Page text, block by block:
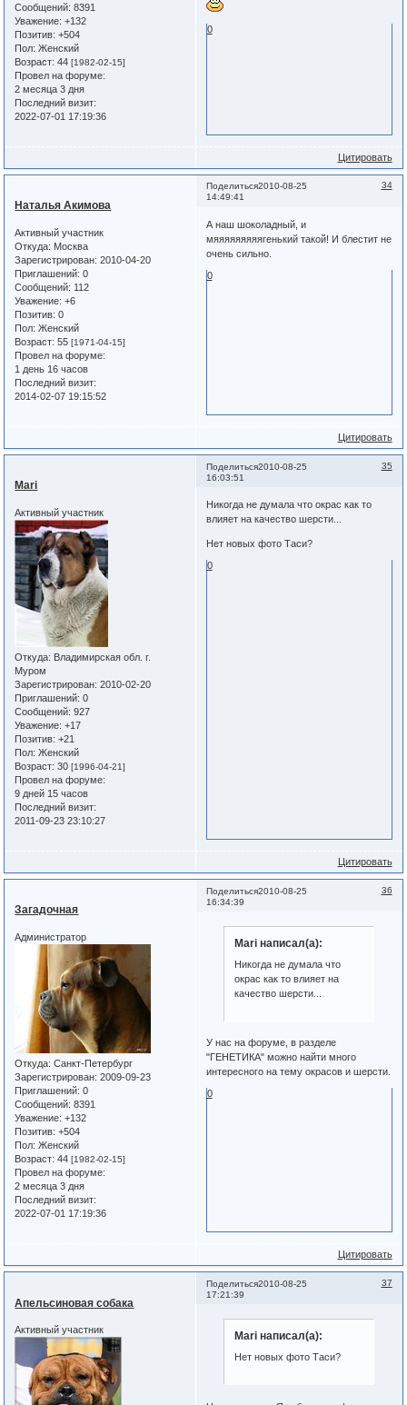
Сообщений: 8391
Уважение: +132
Позитив: +504
Пол: Женский
Возраст: 44[1982-02-15]
Провел на форуме:
2 месяца 3 дня
Последний визит:
2022-07-01 17:19:36
0
Цитировать
Поделиться 34
2010-08-25
14:49:41
Наталья Акимова
Активный участник
Откуда: Москва
Зарегистрирован: 2010-04-20
Приглашений: 0
Сообщений: 112
Уважение: +6
Позитив: 0
Пол: Женский
Возраст: 55[1971-04-15]
Провел на форуме:
1 день 16 часов
Последний визит:
2014-02-07 19:15:52
А наш шоколадный, и
мяяяяяяяяягенький такой! И блестит не
очень сильно.
0
Цитировать
Поделиться 35
2010-08-25
16:03:51
Mari
Активный участник
Откуда: Владимирская обл. г.
Муром
Зарегистрирован: 2010-02-20
Приглашений: 0
Сообщений: 927
Уважение: +17
Позитив: +21
Пол: Женский
Возраст: 30[1996-04-21]
Провел на форуме:
9 дней 15 часов
Последний визит:
2011-09-23 23:10:27
Никогда не думала что окрас как то
влияет на качество шерсти...
Нет новых фото Таси?
0
Цитировать
Поделиться 36
2010-08-25
16:34:39
Загадочная
Администратор
Откуда: Санкт-Петербург
Зарегистрирован: 2009-09-23
Приглашений: 0
Сообщений: 8391
Уважение: +132
Позитив: +504
Пол: Женский
Возраст: 44[1982-02-15]
Провел на форуме:
2 месяца 3 дня
Последний визит:
2022-07-01 17:19:36
Mari написал(а):
Никогда не думала что
окрас как то влияет на
качество шерсти...
У нас на форуме, в разделе
"ГЕНЕТИКА" можно найти много
интересного на тему окрасов и шерсти.
0
Цитировать
Поделиться 37
2010-08-25
17:21:39
Апельсиновая собака
Активный участник Mari написал(а):
Нет новых фото Таси?